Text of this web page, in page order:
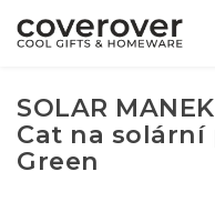
SOLAR
Cat na solární
Green